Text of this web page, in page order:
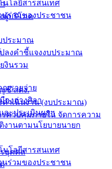
โลยีสารสนเทศ
นร่วมของประชาชน
ประมาณ
ลงคำชี้แจงงบประมาณ
งินรวม
ชี สตง.
ดำเนินงาน (งบประมาณ)
ควบคุมภายใน จัดการความ
บุคคล
ผู้บริโภค
รายจ่าย
องอ่างศิลา
ละประเมินผลฯ
งานตามนโยบายนายก
โลยีสารสนเทศ
นร่วมของประชาชน